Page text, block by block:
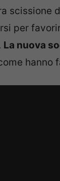
scissione
per
La nuova
hanno